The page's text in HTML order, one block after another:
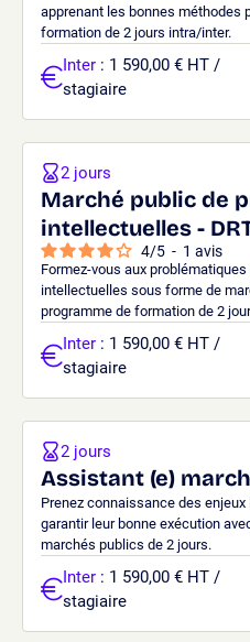
apprenant les bonnes méthodes
formation de 2 jours intra/inter.
Inter : 1 590,00 € HT /
stagiaire
Marché public de
intellectuelles -
4/5 - 1 avis
Formez-vous aux
intellectuelles sous forme de
programme de formation de 2
2 jours
Inter : 1 590,00 € HT /
stagiaire
Assistant (e)
Prenez connaissance des
garantir leur bonne exécution
marchés publics de 2 jours.
2 jours
Inter : 1 590,00 € HT /
stagiaire